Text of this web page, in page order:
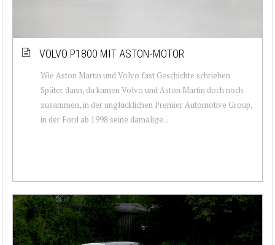
VOLVO P1800 MIT ASTON-MOTOR
Wie Aston Martin und Volvo fast Geschichte schrieben
Später dann, da kamen Volvo und Aston Martin doch noch
zusammen, in der unglücklichen Premier Automotive Group,
in der Ford ab 1998 seine damalige...